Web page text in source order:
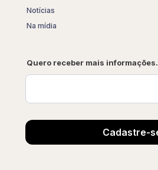
Notícias
Na mídia
Quero receber mais informações.